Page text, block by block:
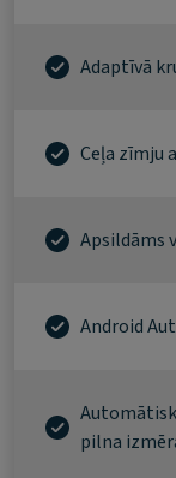
Adaptīvā
Ceļa zīmju
Apsildāms
Android
pilna